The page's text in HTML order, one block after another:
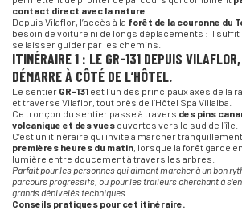
contact direct avec la nature
Depuis Vilaflor, l’accès à la forêt de la couronne du
besoin de voiture ni de longs déplacements : il suffit
se laisser guider par les chemins.
ITINÉRAIRE 1 : LE GR-131 DEPUIS
DÉMARRE À CÔTÉ DE L’HÔTEL.
Le sentier GR-131 est l’un des principaux axes de la
et traverse Vilaflor, tout près de l’Hôtel Spa Villalba.
Ce tronçon du sentier passe à travers des pins
volcanique et des vues ouvertes vers le sud de l’île.
C’est un itinéraire qui invite à marcher
premières heures du matin, lorsque la forêt garde
lumière entre doucement à travers les arbres.
Parfait pour les personnes qui aiment marcher à un bon
parcours progressifs, ou pour les traileurs cherchant à
grands dénivelés techniques.
Conseils pratiques pour cet itinéraire.